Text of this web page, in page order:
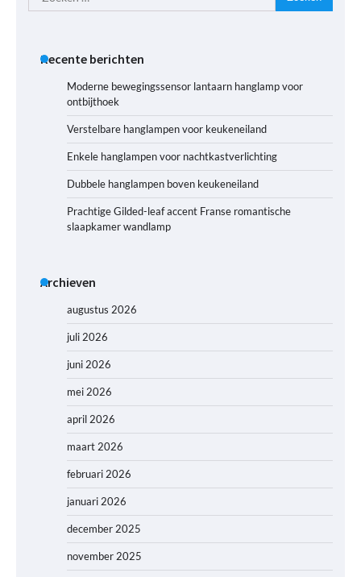
naar:
Recente berichten
Moderne bewegingssensor lantaarn hanglamp voor
ontbijthoek
Verstelbare hanglampen voor keukeneiland
Enkele hanglampen voor nachtkastverlichting
Dubbele hanglampen boven keukeneiland
Prachtige Gilded-leaf accent Franse romantische
slaapkamer wandlamp
Archieven
augustus 2026
juli 2026
juni 2026
mei 2026
april 2026
maart 2026
februari 2026
januari 2026
december 2025
november 2025